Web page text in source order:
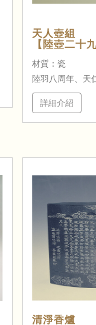
天人壺組
【陸壺二十
材質：瓷
陸羽八周年、天
詳細介紹
清淨香爐